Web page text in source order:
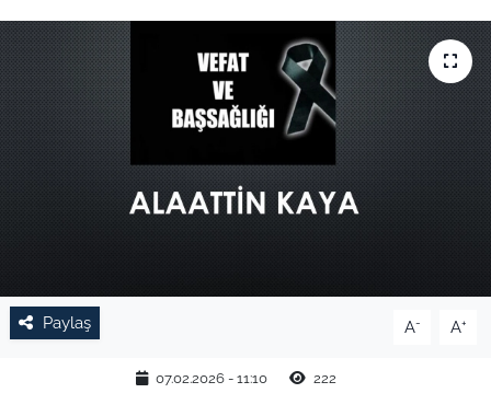
Paylaş A- A+
07.02.2026 - 11:10 222
EKONOMİ
SAĞLIK
EĞİTİM
TARIM VE HAYVANCILIK
RESMİ İLAN